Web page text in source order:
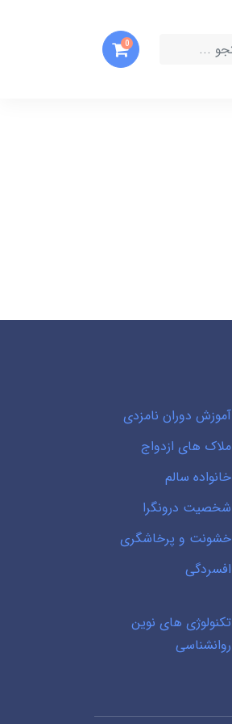
0
آموزش دوران نامزدی
ملاک های ازدواج
خانواده سالم
شخصیت درونگرا
خشونت و پرخاشگری
افسردگی
تکنولوژی های نوین
روانشناسی